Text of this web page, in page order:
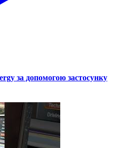
за допомогою застосунку